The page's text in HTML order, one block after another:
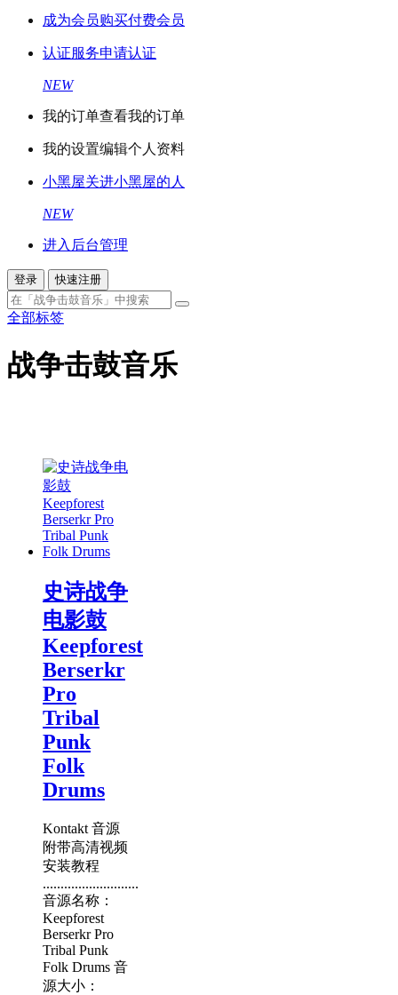
成为会员购买付费会员
认证服务申请认证
NEW
我的订单查看我的订单
我的设置编辑个人资料
小黑屋关进小黑屋的人
NEW
进入后台管理
登录 快速注册
全部标签
战争击鼓音乐
史诗战争
电影鼓
Keepforest
Berserkr
Pro
Tribal
Punk
Folk
Drums
Kontakt 音源
附带高清视频
安装教程
...........................
音源名称：
Keepforest
Berserkr Pro
Tribal Punk
Folk Drums 音
源大小：